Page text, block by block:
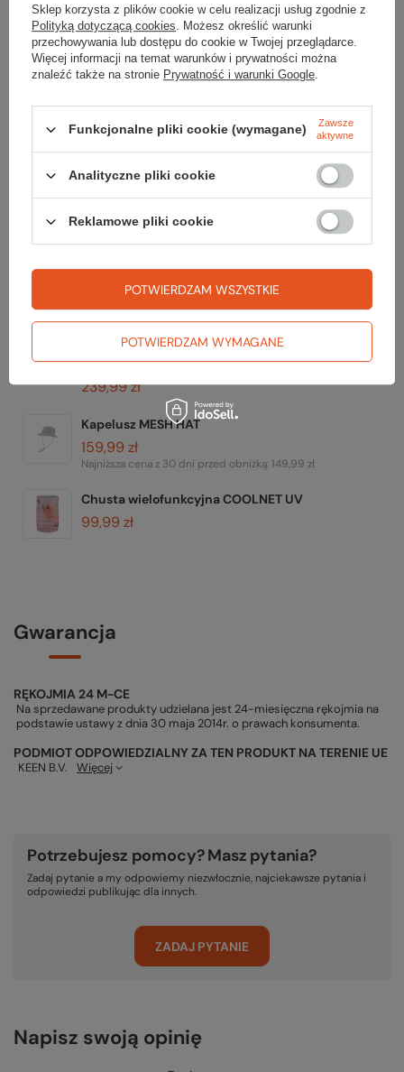
Zerknij też na to:
Okulary LGL 53
259,99 zł
Koszulka RIX SPORTS SLEEVELESS WOMEN z
ochroną UV
59,99 zł
Najniższa cena z 30 dni przed obniżką:39,99 zł
Koszulka z wełną merino ACTIVE ULTRALITE
SHORT SLEEVE WOMEN
239,99 zł
Kapelusz MESH HAT
159,99 zł
Najniższa cena z 30 dni przed obniżką:149,99 zł
Chusta wielofunkcyjna COOLNET UV
99,99 zł
Gwarancja
RĘKOJMIA 24 M-CE
Na sprzedawane produkty udzielana jest 24-miesięczna rękojmia na
podstawie ustawy z dnia 30 maja 2014r. o prawach konsumenta.
PODMIOT ODPOWIEDZIALNY ZA TEN PRODUKT NA TERENIE UE
KEEN B.V. Więcej
Potrzebujesz pomocy? Masz pytania?
Zadaj pytanie a my odpowiemy niezwłocznie, najciekawsze pytania i
odpowiedzi publikując dla innych.
ZADAJ PYTANIE
Napisz swoją opinię
Sklep korzysta z plików cookie w celu realizacji usług zgodnie z
Polityką dotyczącą cookies. Możesz określić warunki
przechowywania lub dostępu do cookie w Twojej przeglądarce.
Więcej informacji na temat warunków i prywatności można
znaleźć także na stronie Prywatność i warunki Google.
Funkcjonalne pliki cookie (wymagane)
Zawsze
aktywne
Analityczne pliki cookie
Reklamowe pliki cookie
POTWIERDZAM WYMAGANE
POTWIERDZAM WSZYSTKIE